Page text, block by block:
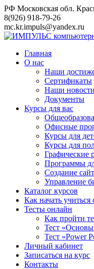
Перейти
к
контенту
РФ Московская обл.
8(926) 918-79-26
mc.kr.impuls@yandex.ru
Главная
О нас
Наши
Сертификаты
Наши новости
Документы
Курсы для вас
Офисные
Курсы для
Курсы для
Графические
Программы
Создание
Управление
Каталог курсов
Как начать учиться
Тесты онлайн
Как пройти
Тест
Тест «Power
Личный кабинет
Записаться на курс
Контакты